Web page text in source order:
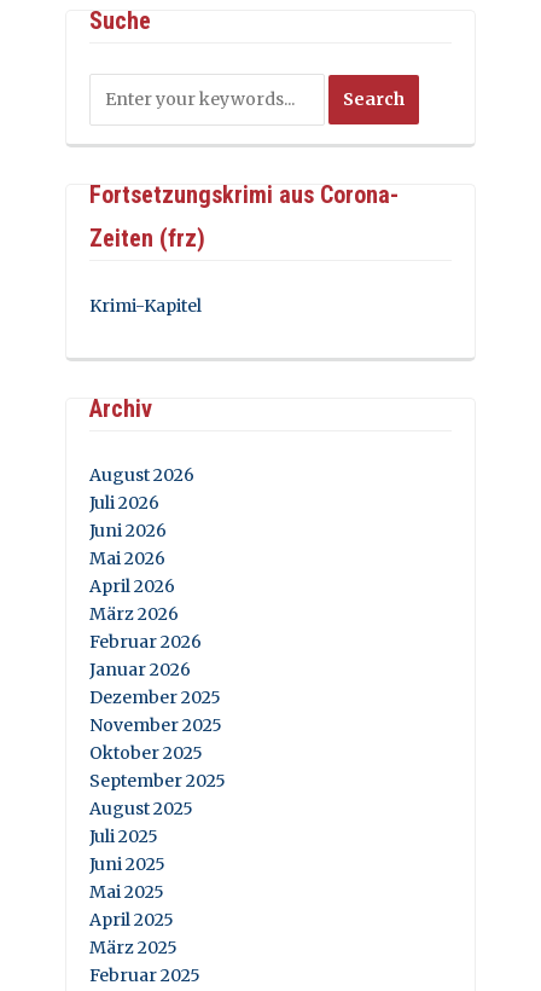
Suche
Fortsetzungskrimi aus Corona-
Zeiten (frz)
Krimi-Kapitel
Archiv
August 2026
Juli 2026
Juni 2026
Mai 2026
April 2026
März 2026
Februar 2026
Januar 2026
Dezember 2025
November 2025
Oktober 2025
September 2025
August 2025
Juli 2025
Juni 2025
Mai 2025
April 2025
März 2025
Februar 2025